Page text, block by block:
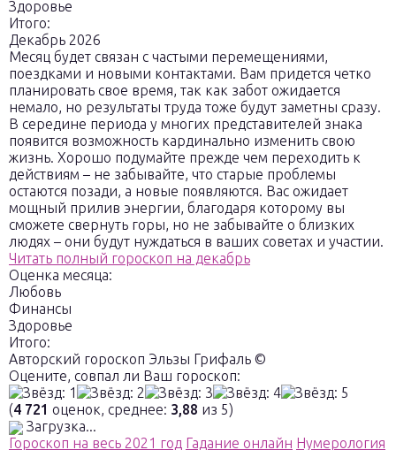
Здоровье
Итого:
Декабрь 2026
Месяц будет связан с частыми перемещениями,
поездками и новыми контактами. Вам придется четко
планировать свое время, так как забот ожидается
немало, но результаты труда тоже будут заметны сразу.
В середине периода у многих представителей знака
появится возможность кардинально изменить свою
жизнь. Хорошо подумайте прежде чем переходить к
действиям – не забывайте, что старые проблемы
остаются позади, а новые появляются. Вас ожидает
мощный прилив энергии, благодаря которому вы
сможете свернуть горы, но не забывайте о близких
людях – они будут нуждаться в ваших советах и участии.
Читать полный гороскоп на декабрь
Оценка месяца:
Любовь
Финансы
Здоровье
Итого:
Авторский гороскоп Эльзы Грифаль ©
Оцените, совпал ли Ваш гороскоп:
(4 721 оценок, среднее: 3,88 из 5)
Загрузка...
Гороскоп на весь 2021 год Гадание онлайн Нумерология